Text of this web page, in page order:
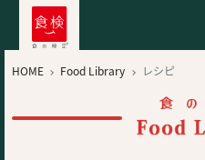
HOME  Food Library  レシピ